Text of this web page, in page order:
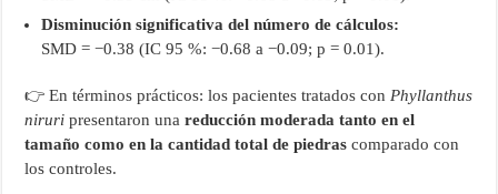
Disminución significativa del número de cálculos:
SMD = −0.38 (IC 95 %: −0.68 a −0.09; p = 0.01).
👉 En términos prácticos: los pacientes tratados con Phyllanthus
niruri presentaron unareducción moderada tanto en el
tamaño como en la cantidad total de piedras comparado con
los controles.